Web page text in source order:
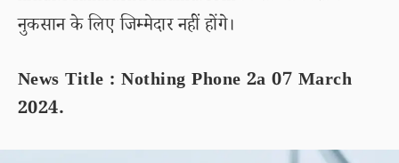
नुकसान के लिए जिम्मेदार नहीं होंगे।
News Title : Nothing Phone 2a 07 March
2024.